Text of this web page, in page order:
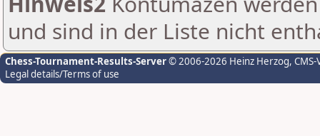
und sind in der Liste nicht
Chess-Tournament-Results-Server© 2006-2026 Heinz Herzog,
Legal details/Terms of use